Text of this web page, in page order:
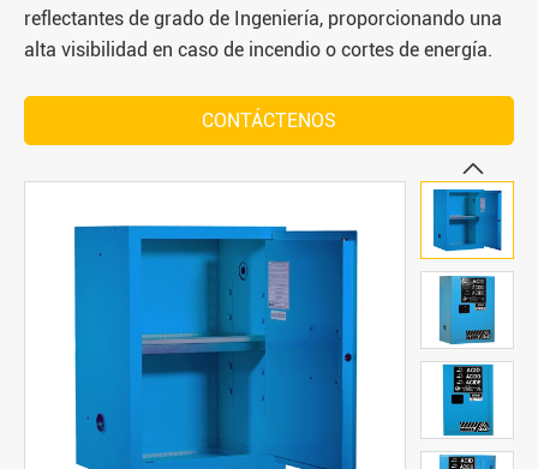
reflectantes de grado de Ingeniería, proporcionando una
alta visibilidad en caso de incendio o cortes de energía.
CONTÁCTENOS
